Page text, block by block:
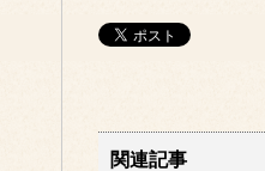
関連記事